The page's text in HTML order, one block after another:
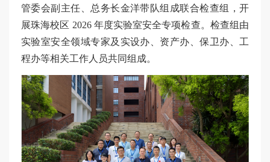
管委会副主任、总务长金洋带队组成联合检查组，开
展珠海校区 2026 年度实验室安全专项检查。检查组由
实验室安全领域专家及实设办、资产办、保卫办、工
程办等相关工作人员共同组成。